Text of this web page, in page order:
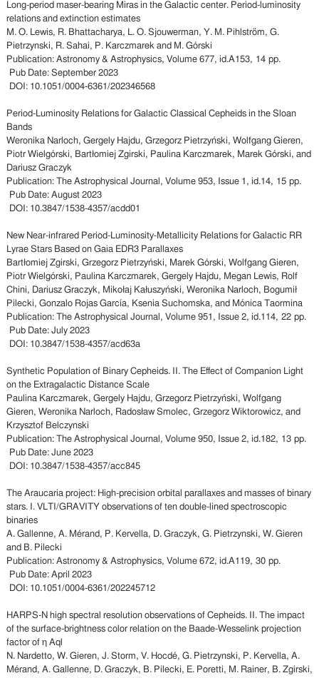
Long-period maser-bearing Miras in the Galactic center. Period-luminosity
relations and extinction estimates
M. O. Lewis, R. Bhattacharya, L. O. Sjouwerman, Y. M. Pihlström, G.
Pietrzynski, R. Sahai, P. Karczmarek and M. Górski
Publication: Astronomy & Astrophysics, Volume 677, id.A153, 14 pp.
Pub Date: September 2023
DOI: 10.1051/0004-6361/202346568
Period-Luminosity Relations for Galactic Classical Cepheids in the Sloan
Bands
Weronika Narloch, Gergely Hajdu, Grzegorz Pietrzyński, Wolfgang Gieren,
Piotr Wielgórski, Bartłomiej Zgirski, Paulina Karczmarek, Marek Górski, and
Dariusz Graczyk
Publication: The Astrophysical Journal, Volume 953, Issue 1, id.14, 15 pp.
Pub Date: August 2023
DOI: 10.3847/1538-4357/acdd01
New Near-infrared Period-Luminosity-Metallicity Relations for Galactic RR
Lyrae Stars Based on Gaia EDR3 Parallaxes
Bartłomiej Zgirski, Grzegorz Pietrzyński, Marek Górski, Wolfgang Gieren,
Piotr Wielgórski, Paulina Karczmarek, Gergely Hajdu, Megan Lewis, Rolf
Chini, Dariusz Graczyk, Mikołaj Kałuszyński, Weronika Narloch, Bogumił
Pilecki, Gonzalo Rojas García, Ksenia Suchomska, and Mónica Taormina
Publication: The Astrophysical Journal, Volume 951, Issue 2, id.114, 22 pp.
Pub Date: July 2023
DOI: 10.3847/1538-4357/acd63a
Synthetic Population of Binary Cepheids. II. The Effect of Companion Light
on the Extragalactic Distance Scale
Paulina Karczmarek, Gergely Hajdu, Grzegorz Pietrzyński, Wolfgang
Gieren, Weronika Narloch, Radosław Smolec, Grzegorz Wiktorowicz, and
Krzysztof Belczynski
Publication: The Astrophysical Journal, Volume 950, Issue 2, id.182, 13 pp.
Pub Date: June 2023
DOI: 10.3847/1538-4357/acc845
The Araucaria project: High-precision orbital parallaxes and masses of binary
stars. I. VLTI/GRAVITY observations of ten double-lined spectroscopic
binaries
A. Gallenne, A. Mérand, P. Kervella, D. Graczyk, G. Pietrzynski, W. Gieren
and B. Pilecki
Publication: Astronomy & Astrophysics, Volume 672, id.A119, 30 pp.
Pub Date: April 2023
DOI: 10.1051/0004-6361/202245712
HARPS-N high spectral resolution observations of Cepheids. II. The impact
of the surface-brightness color relation on the Baade-Wesselink projection
factor of η Aql
N. Nardetto, W. Gieren, J. Storm, V. Hocdé, G. Pietrzynski, P. Kervella, A.
Mérand, A. Gallenne, D. Graczyk, B. Pilecki, E. Poretti, M. Rainer, B. Zgirski,